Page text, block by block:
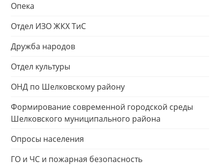
Опека
Отдел ИЗО ЖКХ ТиС
Дружба народов
Отдел культуры
ОНД по Шелковскому району
Формирование современной городской среды
Шелковского муниципального района
Опросы населения
ГО и ЧС и пожарная безопасность